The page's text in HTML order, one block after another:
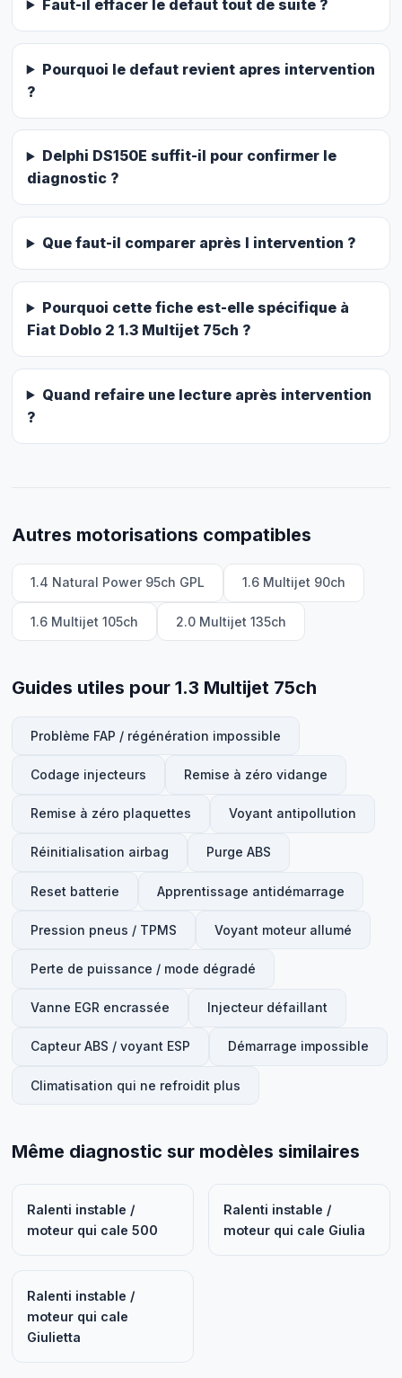
Faut-il effacer le defaut tout de suite ?
Pourquoi le defaut revient apres intervention
?
Delphi DS150E suffit-il pour confirmer le
diagnostic ?
Que faut-il comparer après l intervention ?
Pourquoi cette fiche est-elle spécifique à
Fiat Doblo 2 1.3 Multijet 75ch ?
Quand refaire une lecture après intervention
?
Autres motorisations compatibles
1.4 Natural Power 95ch GPL 1.6 Multijet 90ch
1.6 Multijet 105ch 2.0 Multijet 135ch
Guides utiles pour 1.3 Multijet 75ch
Problème FAP / régénération impossible
Codage injecteurs Remise à zéro vidange
Remise à zéro plaquettes Voyant antipollution
Réinitialisation airbag Purge ABS
Reset batterie Apprentissage antidémarrage
Pression pneus / TPMS Voyant moteur allumé
Perte de puissance / mode dégradé
Vanne EGR encrassée Injecteur défaillant
Capteur ABS / voyant ESP Démarrage impossible
Climatisation qui ne refroidit plus
Même diagnostic sur modèles similaires
Ralenti instable /
moteur qui cale 500
Ralenti instable /
moteur qui cale Giulia
Ralenti instable /
moteur qui cale
Giulietta